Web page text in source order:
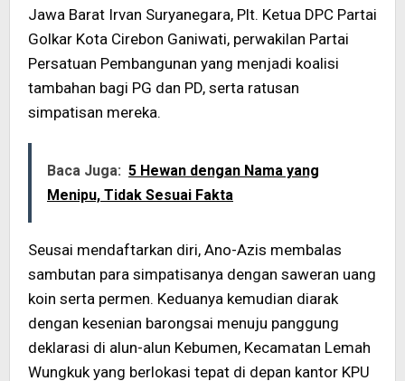
Jawa Barat Irvan Suryanegara, Plt. Ketua DPC Partai
Golkar Kota Cirebon Ganiwati, perwakilan Partai
Persatuan Pembangunan yang menjadi koalisi
tambahan bagi PG dan PD, serta ratusan
simpatisan mereka.
Baca Juga: 5 Hewan dengan Nama yang
Menipu, Tidak Sesuai Fakta
Seusai mendaftarkan diri, Ano-Azis membalas
sambutan para simpatisanya dengan saweran uang
koin serta permen. Keduanya kemudian diarak
dengan kesenian barongsai menuju panggung
deklarasi di alun-alun Kebumen, Kecamatan Lemah
Wungkuk yang berlokasi tepat di depan kantor KPU